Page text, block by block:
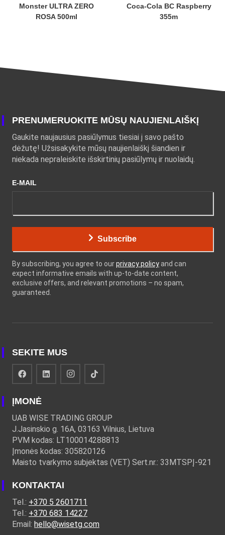
Monster ULTRA ZERO
ROSA 500ml
Coca-Cola BC Raspberry
355m
PRENUMERUOKITE MŪSŲ NAUJIENLAIŠKĮ
Gaukite naujausius pasiūlymus tiesiai į savo pašto
dėžutę! Užsisakykite mūsų naujienlaiškį šiandien ir
niekada nepraleiskite išskirtinių pasiūlymų ir nuolaidų.
E-MAIL
Subscribe
By subscribing, you agree to ourprivacy policy and can
expect informative emails with up-to-date content,
exclusive offers, and relevant promotions – no spam,
guaranteed.
SEKITE MUS
ĮMONĖ
UAB WISE TRADING GROUP
J.Jasinskio g. 16A, 03163 Vilnius, Lietuva
PVM kodas: LT100014288813
Įmonės kodas: 305820126
Maisto tvarkymo subjektas (VET) Sert.nr.: 33MTSPĮ-921
KONTAKTAI
Tel.: +370 5 2601711
Tel.: +370 683 14227
Email: hello@wisetg.com